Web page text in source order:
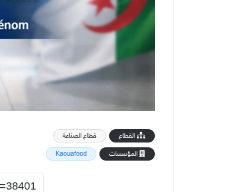
القطاع
قطاع الصناعة
المؤسسات
Kaouafood